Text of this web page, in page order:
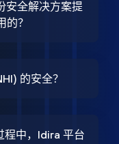
安全解决方案提
？
的安全？
程中，Idira 平台